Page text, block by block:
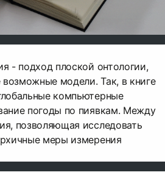
- подход плоской онтологии,
модели. Так, в книге
компьютерные
погоды по пиявкам. Между
позволяющая исследовать
меры измерения